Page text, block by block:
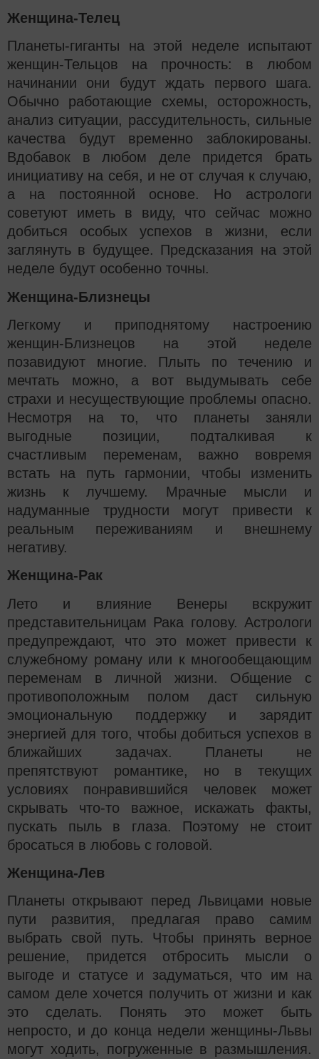
Женщина-Телец
Планеты-гиганты на этой неделе испытают
женщин-Тельцов на прочность: в любом
начинании они будут ждать первого шага.
Обычно работающие схемы, осторожность,
анализ ситуации, рассудительность, сильные
качества будут временно заблокированы.
Вдобавок в любом деле придется брать
инициативу на себя, и не от случая к случаю,
а на постоянной основе. Но астрологи
советуют иметь в виду, что сейчас можно
добиться особых успехов в жизни, если
заглянуть в будущее. Предсказания на этой
неделе будут особенно точны.
Женщина-Близнецы
Легкому и приподнятому настроению
женщин-Близнецов на этой неделе
позавидуют многие. Плыть по течению и
мечтать можно, а вот выдумывать себе
страхи и несуществующие проблемы опасно.
Несмотря на то, что планеты заняли
выгодные позиции, подталкивая к
счастливым переменам, важно вовремя
встать на путь гармонии, чтобы изменить
жизнь к лучшему. Мрачные мысли и
надуманные трудности могут привести к
реальным переживаниям и внешнему
негативу.
Женщина-Рак
Лето и влияние Венеры вскружит
представительницам Рака голову. Астрологи
предупреждают, что это может привести к
служебному роману или к многообещающим
переменам в личной жизни. Общение с
противоположным полом даст сильную
эмоциональную поддержку и зарядит
энергией для того, чтобы добиться успехов в
ближайших задачах. Планеты не
препятствуют романтике, но в текущих
условиях понравившийся человек может
скрывать что-то важное, искажать факты,
пускать пыль в глаза. Поэтому не стоит
бросаться в любовь с головой.
Женщина-Лев
Планеты открывают перед Львицами новые
пути развития, предлагая право самим
выбрать свой путь. Чтобы принять верное
решение, придется отбросить мысли о
выгоде и статусе и задуматься, что им на
самом деле хочется получить от жизни и как
это сделать. Понять это может быть
непросто, и до конца недели женщины-Львы
могут ходить, погруженные в размышления.